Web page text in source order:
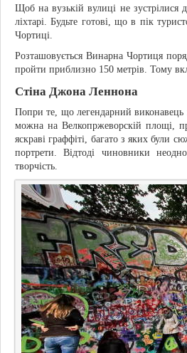
Щоб на вузькій вулиці не зустрілися
ліхтарі. Будьте готові, що в пік
Чортиці.
Розташовується Винарна Чортиця
пройти приблизно 150 метрів. Тому
Стіна Джона Леннона
Попри те, що легендарний виконавець
можна на Велкопржеворскій площі,
яскраві граффіті, багато з яких були
портрети. Відтоді чиновники
творчість.